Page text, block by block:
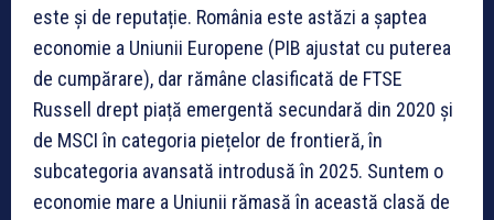
este și de reputație. România este astăzi a șaptea
economie a Uniunii Europene (PIB ajustat cu puterea
de cumpărare), dar rămâne clasificată de FTSE
Russell drept piață emergentă secundară din 2020 și
de MSCI în categoria piețelor de frontieră, în
subcategoria avansată introdusă în 2025. Suntem o
economie mare a Uniunii rămasă în această clasă de